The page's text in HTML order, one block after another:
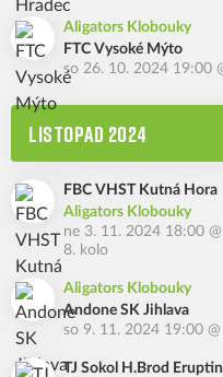
Aligators Klobouky
FTC Vysoké Mýto
so 26. 10. 2024 19:00
LISTOPAD 2024
FBC VHST Kutná Hora
Aligators Klobouky
ne 3. 11. 2024 18:00 @
8. kolo
Aligators Klobouky
Andone SK Jihlava
so 9. 11. 2024 19:00 @
TJ Sokol H.Brod